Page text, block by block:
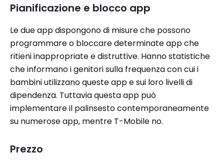
Pianificazione e blocco app
Le due app dispongono di misure che possono
programmare o bloccare determinate app che
ritieni inappropriate e distruttive. Hanno statistiche
che informano i genitori sulla frequenza con cui i
bambini utilizzano queste app e sui loro livelli di
dipendenza. Tuttavia questa app può
implementare il palinsesto contemporaneamente
su numerose app, mentre T-Mobile no.
Prezzo